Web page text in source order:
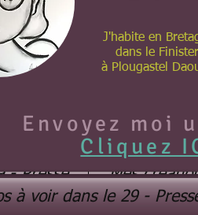
J'habite en
dans le
à Plougastel
Envoyez moi
Cliquez
- Presse Mes
à voir dans le 29 -